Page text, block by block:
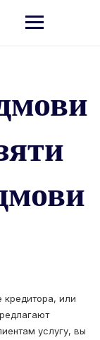
кредитора, или
услугу, вы